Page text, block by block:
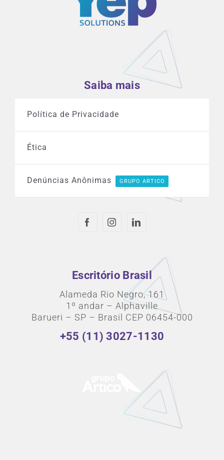
Saiba mais
Política de Privacidade
Ética
Denúncias Anônimas GRUPO ARTICO
Escritório Brasil
Alameda Rio Negro, 161
1º andar – Alphaville
Barueri – SP – Brasil CEP 06454-000
+55 (11) 3027-1130